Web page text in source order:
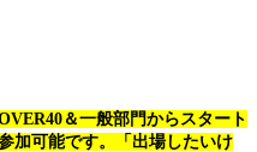
＆一般部門からスタート
加可能です。「出場したいけ